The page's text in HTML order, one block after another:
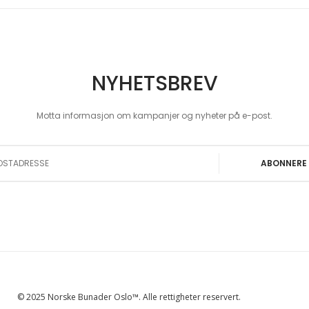
NYHETSBREV
Motta informasjon om kampanjer og nyheter på e-post.
ABONNERE
© 2025 Norske Bunader Oslo™. Alle rettigheter reservert.